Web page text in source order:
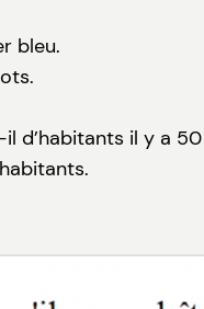
bleu.
d’habitants il y a